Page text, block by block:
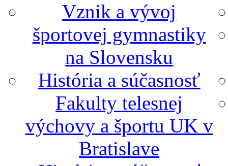
Vznik a vývoj
športovej gymnastiky
na Slovensku
História a súčasnosť
Fakulty telesnej
výchovy a športu UK v
Bratislave